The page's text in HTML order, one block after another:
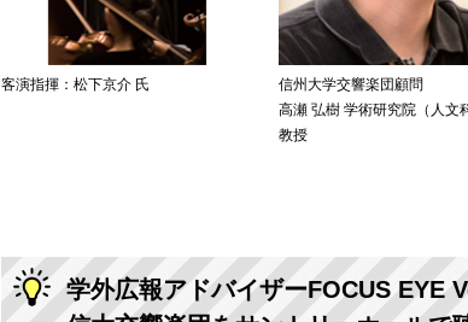
客演指揮：松下京介 氏
信州大学交響楽団顧問
高瀬 弘樹 学術研究院（人文
教授
学外広報アドバイザーFOCUS EYE